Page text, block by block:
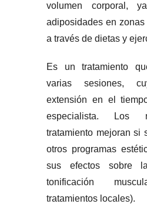
volumen corporal,
adiposidades en
a través de dietas y
Es un tratamiento
varias sesiones,
extensión en el
especialista. Los
tratamiento mejoran si
otros programas
sus efectos sobre
tonificación
tratamientos locales).